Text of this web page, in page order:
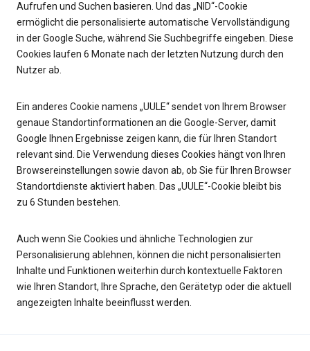
Aufrufen und Suchen basieren. Und das „NID“-Cookie
ermöglicht die personalisierte automatische Vervollständigung
in der Google Suche, während Sie Suchbegriffe eingeben. Diese
Cookies laufen 6 Monate nach der letzten Nutzung durch den
Nutzer ab.
Ein anderes Cookie namens „UULE“ sendet von Ihrem Browser
genaue Standortinformationen an die Google-Server, damit
Google Ihnen Ergebnisse zeigen kann, die für Ihren Standort
relevant sind. Die Verwendung dieses Cookies hängt von Ihren
Browsereinstellungen sowie davon ab, ob Sie für Ihren Browser
Standortdienste aktiviert haben. Das „UULE“-Cookie bleibt bis
zu 6 Stunden bestehen.
Auch wenn Sie Cookies und ähnliche Technologien zur
Personalisierung ablehnen, können die nicht personalisierten
Inhalte und Funktionen weiterhin durch kontextuelle Faktoren
wie Ihren Standort, Ihre Sprache, den Gerätetyp oder die aktuell
angezeigten Inhalte beeinflusst werden.